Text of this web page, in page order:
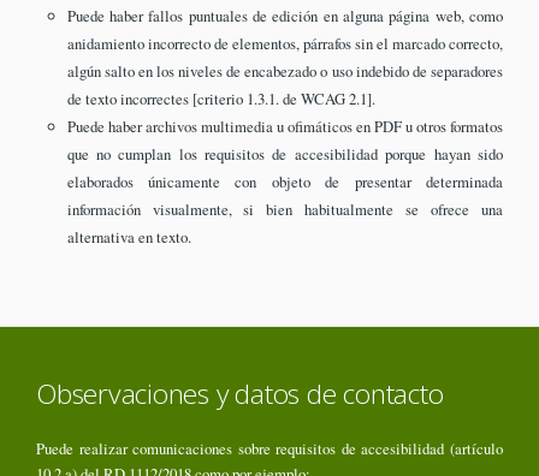
Puede haber fallos puntuales de edición en alguna página web, como
anidamiento incorrecto de elementos, párrafos sin el marcado correcto,
algún salto en los niveles de encabezado o uso indebido de separadores
de texto incorrectes [criterio 1.3.1. de WCAG 2.1].
Puede haber archivos multimedia u ofimáticos en PDF u otros formatos
que no cumplan los requisitos de accesibilidad porque hayan sido
elaborados únicamente con objeto de presentar determinada
información visualmente, si bien habitualmente se ofrece una
alternativa en texto.
Observaciones y datos de contacto
Puede realizar comunicaciones sobre requisitos de accesibilidad (artículo